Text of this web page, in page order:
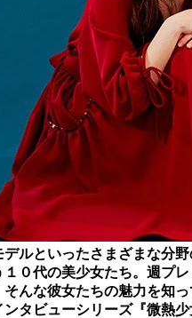
ルといったさまざまな分
０代の美少女たち。週プ
んな彼女たちの魅力を知
ンタビューシリーズ『微熱